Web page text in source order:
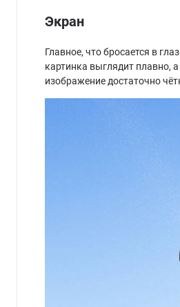
Экран
Главное, что бросается в
картинка выглядит плавно,
изображение достаточно